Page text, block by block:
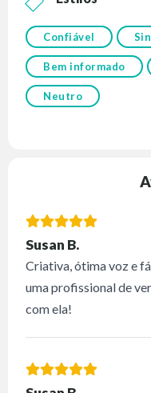
Confiável
Bem informado
Neutro
Susan B.
Criativa, ótima voz e
uma profissional de
com ela!